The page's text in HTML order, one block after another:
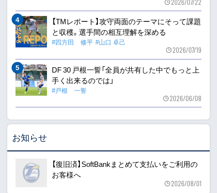
2026/07/22
【TMレポート】攻守両面のテーマにそって課題
と収穫。選手間の相互理解を深める
#四方田 修平 #山口 卓己
2026/07/19
DF 30 戸根一誓「全員が共有した中でもっと上
手く出来るのでは」
#戸根 一誓
2026/06/08
お知らせ
【復旧済】SoftBankまとめて支払いをご利用の
お客様へ
2026/08/01